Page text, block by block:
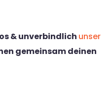
& unverbindlich unser
gemeinsam deinen